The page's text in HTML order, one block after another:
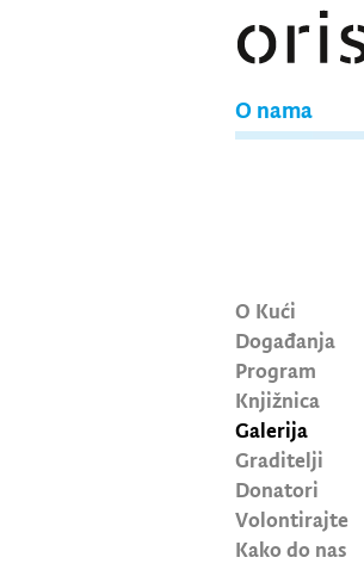
O nama
O Kući
Događanja
Program
Knjižnica
Galerija
Graditelji
Donatori
Volontirajte
Kako do nas